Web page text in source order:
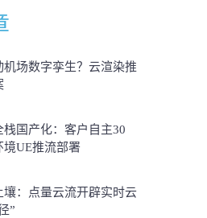
机场数字孪生？云渲染推
栈国产化：客户自主30
境UE推流部署
壤：点量云流开辟实时云
”